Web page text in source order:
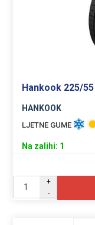
Hankook 225/
HANKOOK
LJETNE GUME
Na zalihi: 1
+
-